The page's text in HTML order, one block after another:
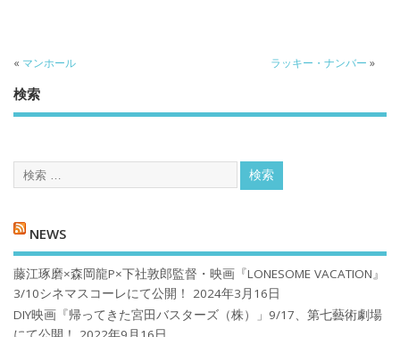
« マンホール ラッキー・ナンバー »
検索
NEWS
藤江琢磨×森岡龍P×下社敦郎監督・映画『LONESOME VACATION』
3/10シネマスコーレにて公開！
2024年3月16日
DIY映画『帰ってきた宮田バスターズ（株）」9/17、第七藝術劇場